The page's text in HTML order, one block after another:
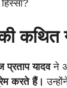
कथित
प्रताप यादवने
करते हैं।